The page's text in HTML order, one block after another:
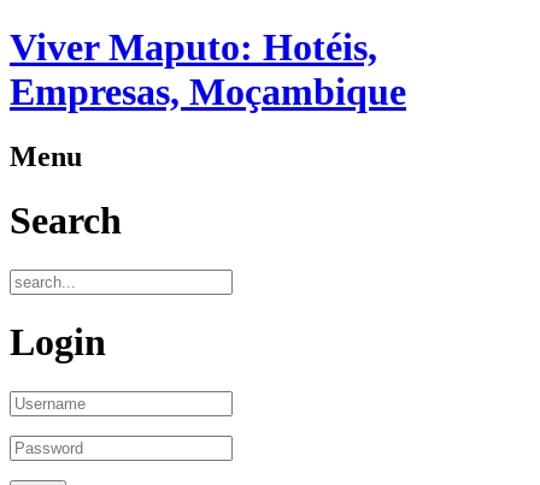
Viver Maputo: Hotéis,
Empresas, Moçambique
Menu
Search
Login